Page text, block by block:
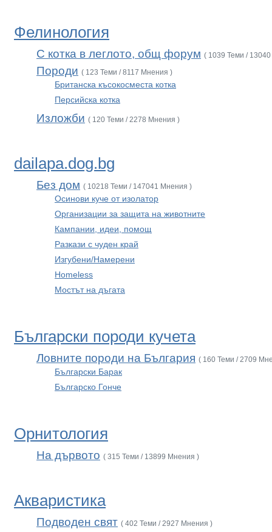
Фелинология
С котка в леглото, общ форум ( 1039 Теми /
Породи ( 123 Теми / 8117 Мнения )
Британска късокосместа котка
Персийска котка
Изложби ( 120 Теми / 2278 Мнения )
dailapa.dog.bg
Без дом ( 10218 Теми / 147041 Мнения )
Осинови куче от изолатор
Организации за защита на животните
Кампании, идеи, помощ
Разкази с чуден край
Изгубени/Намерени
Homeless
Мостът на дъгата
Български породи кучета
Ловните породи на България ( 160 Теми / 2709
Български Барак
Българско Гонче
Орнитология
На дървото ( 315 Теми / 13899 Мнения )
Акваристика
Подводен свят ( 402 Теми / 2927 Мнения )